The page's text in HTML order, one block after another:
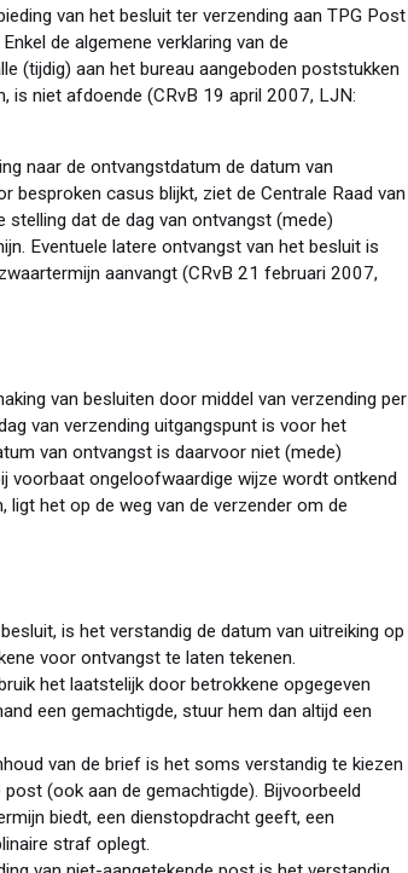
van het besluit ter verzending aan TPG Post
de algemene verklaring van de
(tijdig) aan het bureau aangeboden poststukken
is niet afdoende (CRvB 19 april 2007, LJN:
naar de ontvangstdatum de datum van
besproken casus blijkt, ziet de Centrale Raad van
stelling dat de dag van ontvangst (mede)
Eventuele latere ontvangst van het besluit is
aanvangt (CRvB 21 februari 2007,
van besluiten door middel van verzending per
van verzending uitgangspunt is voor het
van ontvangst is daarvoor niet (mede)
voorbaat ongeloofwaardige wijze wordt ontkend
het op de weg van de verzender om de
is het verstandig de datum van uitreiking op
voor ontvangst te laten tekenen.
het laatstelijk door betrokkene opgegeven
een gemachtigde, stuur hem dan altijd een
van de brief is het soms verstandig te kiezen
(ook aan de gemachtigde). Bijvoorbeeld
biedt, een dienstopdracht geeft, een
straf oplegt.